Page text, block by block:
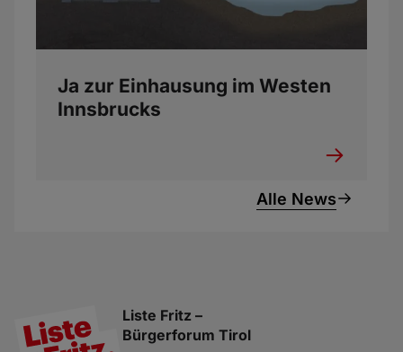
Ja zur Einhausung im Westen
Innsbrucks
Alle News
Liste Fritz –
Bürgerforum Tirol